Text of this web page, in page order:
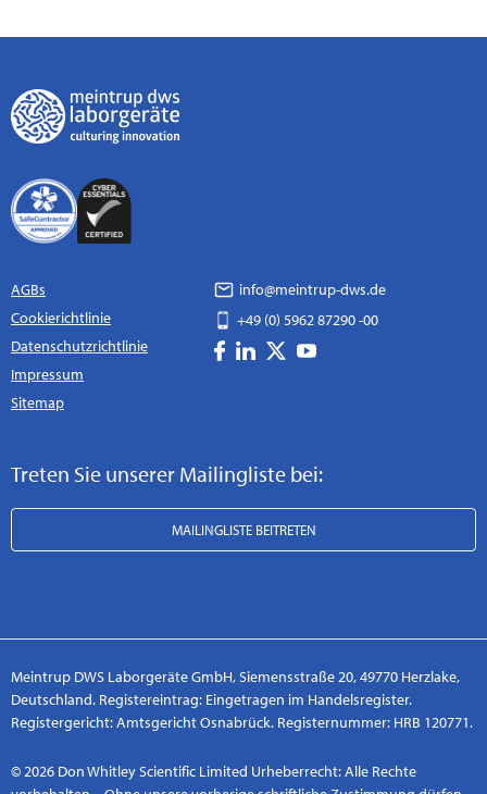
AGBs
Cookierichtlinie
Datenschutzrichtlinie
Impressum
Sitemap
info@meintrup-dws.de
+49 (0) 5962 87290 -00
Treten Sie unserer Mailingliste bei:
MAILINGLISTE BEITRETEN
Meintrup DWS Laborgeräte GmbH, Siemensstraße 20, 49770 Herzlake,
Deutschland. Registereintrag: Eingetragen im Handelsregister.
Registergericht: Amtsgericht Osnabrück. Registernummer: HRB 120771.
© 2026 Don Whitley Scientific Limited Urheberrecht: Alle Rechte